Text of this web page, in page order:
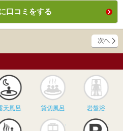
口コミをする
露天風呂
天風呂
貸切風呂
貸切風呂 岩盤浴
サウナ